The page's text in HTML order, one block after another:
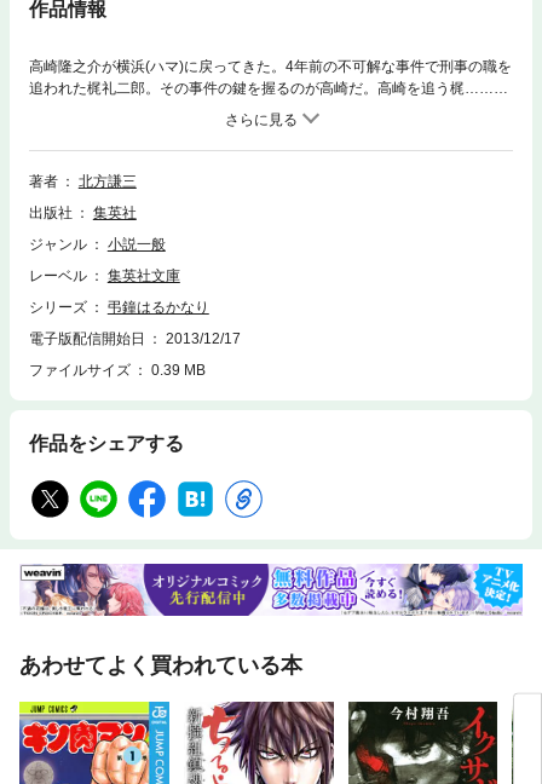
作品情報
高崎隆之介が横浜(ハマ)に戻ってきた。4年前の不可解な事件で刑事の職を
追われた梶礼二郎。その事件の鍵を握るのが高崎だ。高崎を追う梶……。
警察と覚醒剤をめぐっての暴力団同士の抗争が複雑に絡みあう。限りない
硝煙と血の匂いの中、梶の復讐が始まった。ハードボイルド小説の担い
手、北方謙三のデビュー作。
著者
北方謙三
出版社
集英社
ジャンル
小説一般
レーベル
集英社文庫
シリーズ
弔鐘はるかなり
電子版配信開始日
2013/12/17
ファイルサイズ
0.39 MB
作品をシェアする
あわせてよく買われている本